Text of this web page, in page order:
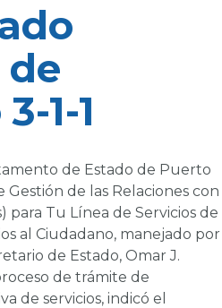
1-1
de Estado de Puerto
de las Relaciones con
Tu Línea de Servicios de
al Ciudadano, manejado por
de Estado, Omar J.
de trámite de
de servicios, indicó el